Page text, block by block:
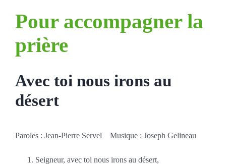
Pour accompagner la
prière
Avec toi nous irons au
désert
Paroles : Jean-Pierre Servel Musique : Joseph Gelineau
Seigneur, avec toi nous irons au désert,